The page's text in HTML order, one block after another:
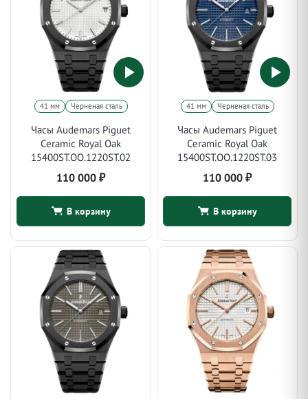
41 мм Черненая сталь
Часы Audemars Piguet
Ceramic Royal Oak
15400ST.OO.1220ST.02
110 000 ₽
В корзину
41 мм Черненая сталь
Часы Audemars Piguet
Ceramic Royal Oak
15400ST.OO.1220ST.03
110 000 ₽
В корзину